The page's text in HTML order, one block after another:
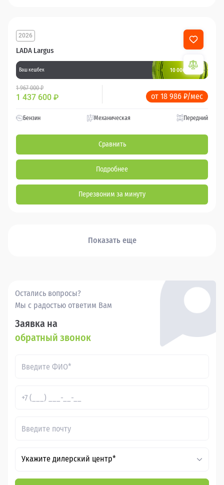
LADA Largus
2026
Ваш кешбек 10 000 баллов
1 967 000 ₽
1 437 600 ₽ от 18 986 ₽/мес
Бензин Механическая Передний
Сравнить
Подробнее
Перезвоним за минуту
Показать еще
Остались вопросы?
Мы с радостью ответим Вам
Заявка на
обратный звонок
Укажите дилерский центр*